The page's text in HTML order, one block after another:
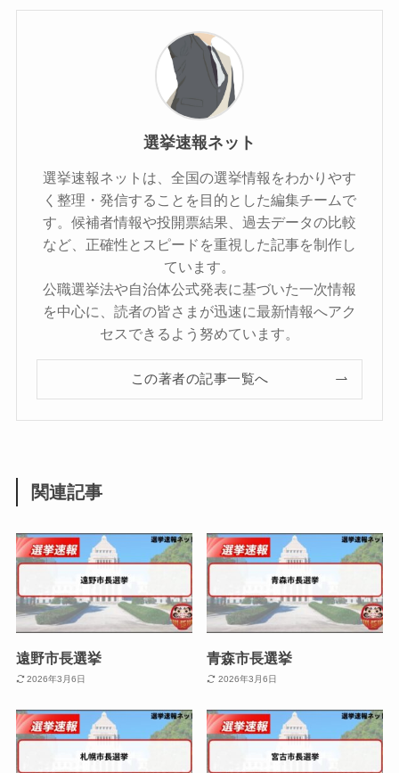
選挙速報ネット
選挙速報ネットは、全国の選挙情報をわかりやす
く整理・発信することを目的とした編集チームで
す。候補者情報や投開票結果、過去データの比較
など、正確性とスピードを重視した記事を制作し
ています。
公職選挙法や自治体公式発表に基づいた一次情報
を中心に、読者の皆さまが迅速に最新情報へアク
セスできるよう努めています。
この著者の記事一覧へ
関連記事
遠野市長選挙
2026年3月6日
青森市長選挙
2026年3月6日